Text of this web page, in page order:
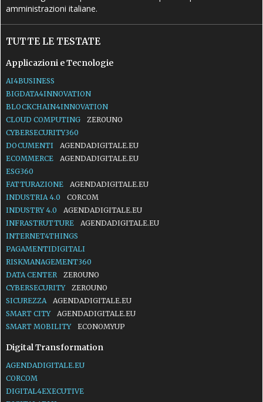
amministrazioni italiane.
TUTTE LE TESTATE
Applicazioni e Tecnologie
AI4BUSINESS
BIGDATA4INNOVATION
BLOCKCHAIN4INNOVATION
CLOUD COMPUTING
ZEROUNO
CYBERSECURITY360
DOCUMENTI
AGENDADIGITALE.EU
ECOMMERCE
AGENDADIGITALE.EU
ESG360
FATTURAZIONE
AGENDADIGITALE.EU
INDUSTRIA 4.0
CORCOM
INDUSTRY 4.0
AGENDADIGITALE.EU
INFRASTRUTTURE
AGENDADIGITALE.EU
INTERNET4THINGS
PAGAMENTIDIGITALI
RISKMANAGEMENT360
DATA CENTER
ZEROUNO
CYBERSECURITY
ZEROUNO
SICUREZZA
AGENDADIGITALE.EU
SMART CITY
AGENDADIGITALE.EU
SMART MOBILITY
ECONOMYUP
Digital Transformation
AGENDADIGITALE.EU
CORCOM
DIGITAL4EXECUTIVE